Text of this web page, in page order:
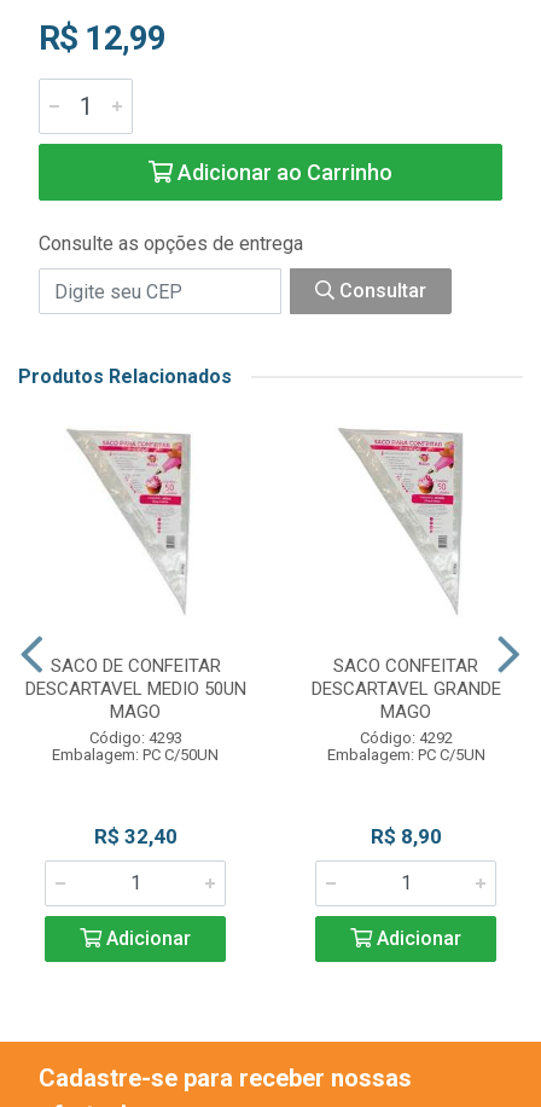
R$ 12,99
Adicionar ao Carrinho
Consulte as opções de entrega
Consultar
Produtos Relacionados
SACO DE CONFEITAR
DESCARTAVEL MEDIO 50UN
MAGO
Código: 4293
Embalagem: PC C/50UN
R$ 32,40
Adicionar
SACO CONFEITAR
DESCARTAVEL GRANDE
MAGO
Código: 4292
Embalagem: PC C/5UN
R$ 8,90
Adicionar
Cadastre-se para receber nossas